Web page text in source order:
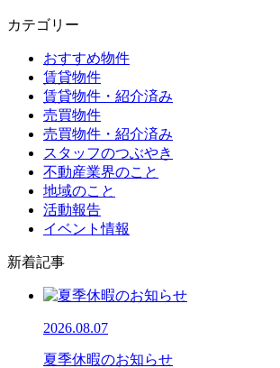
カテゴリー
おすすめ物件
賃貸物件
賃貸物件・紹介済み
売買物件
売買物件・紹介済み
スタッフのつぶやき
不動産業界のこと
地域のこと
活動報告
イベント情報
新着記事
2026.08.07
夏季休暇のお知らせ